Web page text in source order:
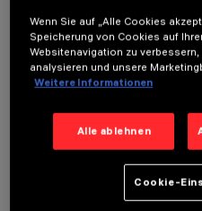
LICHTDESIGN
STUDIO VOLTAIRE
KUNDE
OXA SRL IMPRESA
SOCIALE FONDAZIONE
CARIPLO
DEERNS ITALIA S.P.A. –
GIUSEPPE DI BARI, CARLO
Wenn Sie auf „Alle Cookies
Speicherung von Cookies auf
Websitenavigation zu
analysieren und unsere
Weitere Informationen
Alle ablehnen
Cookie-